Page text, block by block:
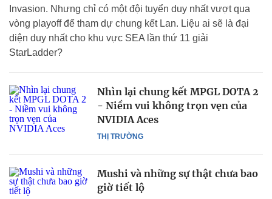
Invasion. Nhưng chỉ có một đội tuyển duy nhất vượt qua
vòng playoff để tham dự chung kết Lan. Liệu ai sẽ là đại
diện duy nhất cho khu vực SEA lần thứ 11 giải
StarLadder?
THỊ TRƯỜNG
Nhìn lại chung kết MPGL DOTA 2
- Niềm vui không trọn vẹn của
NVIDIA Aces
Mushi và những sự thật chưa bao
giờ tiết lộ